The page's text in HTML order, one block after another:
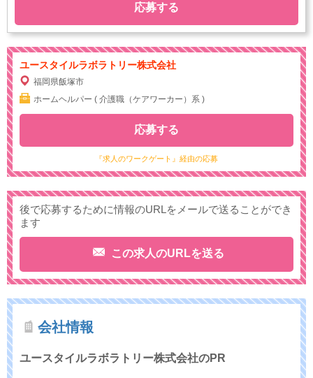
応募する
ユースタイルラボラトリー株式会社
福岡県飯塚市
ホームヘルパー ( 介護職（ケアワーカー）系 )
『求人のワークゲート』経由の応募
応募する
後で応募するために情報のURLをメールで送ることができ
ます
この求人のURLを送る
会社情報
ユースタイルラボラトリー株式会社のPR